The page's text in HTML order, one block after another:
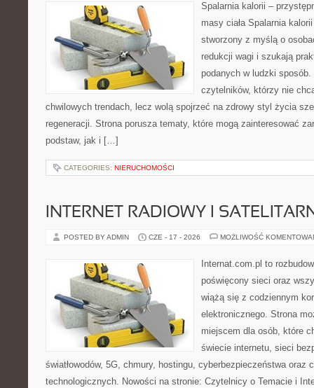
Spalarnia kalorii –
masy ciała Spalarnia
stworzony z myślą o
redukcji wagi i szukają
podanych w ludzki sposób.
czytelników, którzy nie
chwilowych trendach, lecz wolą spojrzeć na zdrowy styl życia
regeneracji. Strona porusza tematy, które mogą zainteresować
podstaw, jak i […]
CATEGORIES: NIERUCHOMOŚCI
INTERNET RADIOWY I
POSTED BY ADMIN CZE - 17 - 2026 MOŻLIWOŚĆ
Internat.com.pl to
poświęcony sieci oraz
wiążą się z codziennym
elektronicznego. Strona
miejscem dla osób, które
świecie internetu, sieci
światłowodów, 5G, chmury, hostingu, cyberbezpieczeństwa oraz
technologicznych. Nowości na stronie: Czytelnicy o Temacie i